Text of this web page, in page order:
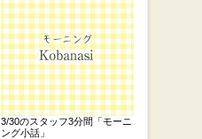
3/30のスタッフ3分間「モーニ
ング小話」